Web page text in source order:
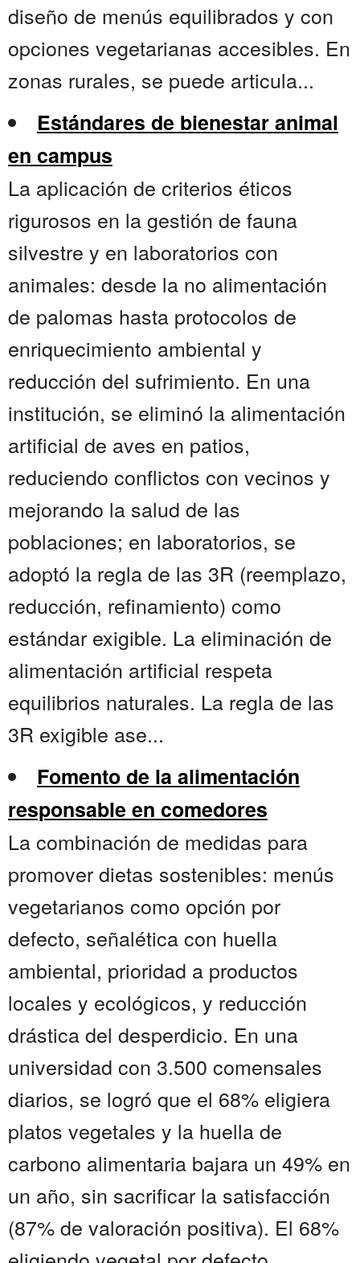
diseño de menús equilibrados y con
opciones vegetarianas accesibles. En
zonas rurales, se puede articula...
Estándares de bienestar animal
en campus
La aplicación de criterios éticos
rigurosos en la gestión de fauna
silvestre y en laboratorios con
animales: desde la no alimentación
de palomas hasta protocolos de
enriquecimiento ambiental y
reducción del sufrimiento. En una
institución, se eliminó la alimentación
artificial de aves en patios,
reduciendo conflictos con vecinos y
mejorando la salud de las
poblaciones; en laboratorios, se
adoptó la regla de las 3R (reemplazo,
reducción, refinamiento) como
estándar exigible. La eliminación de
alimentación artificial respeta
equilibrios naturales. La regla de las
3R exigible ase...
Fomento de la alimentación
responsable en comedores
La combinación de medidas para
promover dietas sostenibles: menús
vegetarianos como opción por
defecto, señalética con huella
ambiental, prioridad a productos
locales y ecológicos, y reducción
drástica del desperdicio. En una
universidad con 3.500 comensales
diarios, se logró que el 68% eligiera
platos vegetales y la huella de
carbono alimentaria bajara un 49% en
un año, sin sacrificar la satisfacción
(87% de valoración positiva). El 68%